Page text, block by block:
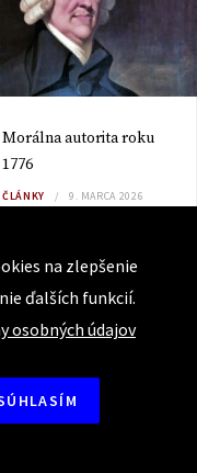
Morálna autorita roku
1776
ČLÁNKY
9. MARCA 2026
na zlepšenie
ďalších funkcií.
osobných údajov